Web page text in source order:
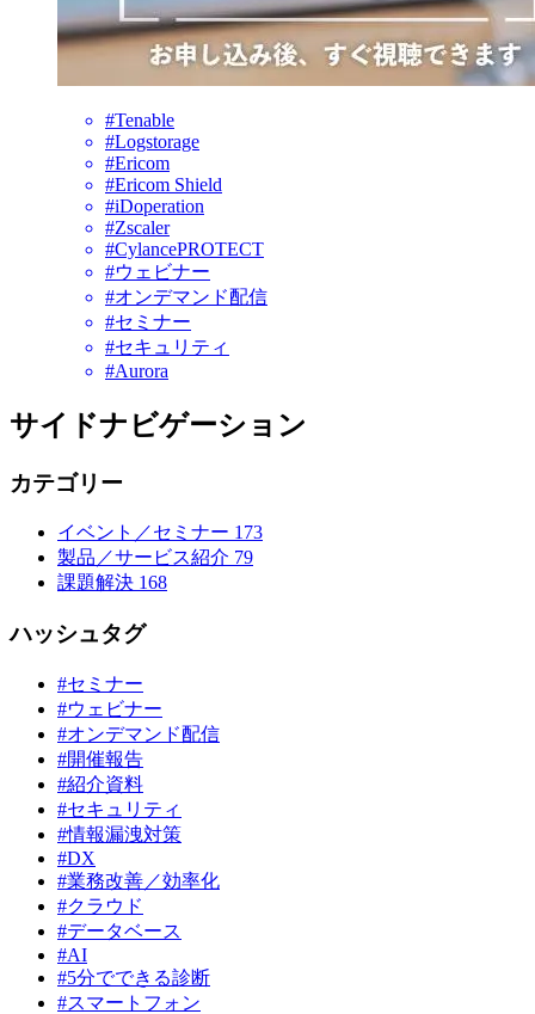
#Tenable
#Logstorage
#Ericom
#Ericom Shield
#iDoperation
#Zscaler
#CylancePROTECT
#ウェビナー
#オンデマンド配信
#セミナー
#セキュリティ
#Aurora
サイドナビゲーション
カテゴリー
イベント／セミナー 173
製品／サービス紹介 79
課題解決 168
ハッシュタグ
#セミナー
#ウェビナー
#オンデマンド配信
#開催報告
#紹介資料
#セキュリティ
#情報漏洩対策
#DX
#業務改善／効率化
#クラウド
#データベース
#AI
#5分でできる診断
#スマートフォン